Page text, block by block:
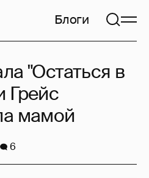
Блоги
"Остаться в
Грейс
мамой
6